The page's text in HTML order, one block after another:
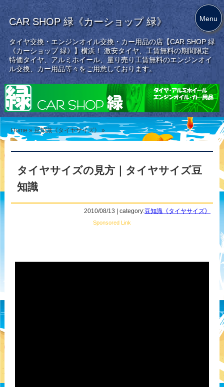
CAR SHOP 緑《カーショップ 緑》
タイヤ交換・エンジンオイル交換・カー用品の店【CAR SHOP 緑
《カーショップ 緑》】横浜！ 激安タイヤ、工賃無料の期間限定
特価タイヤ、アルミホイール、量り売り工賃無料のエンジンオイ
ル交換、カー用品等々をご用意しております。
Home »豆知識《タイヤサイズ》 »
タイヤサイズの見方｜タイヤサイズ豆
知識
2010/08/13 | category:豆知識《タイヤサイズ》
Sponsored Link
Menu